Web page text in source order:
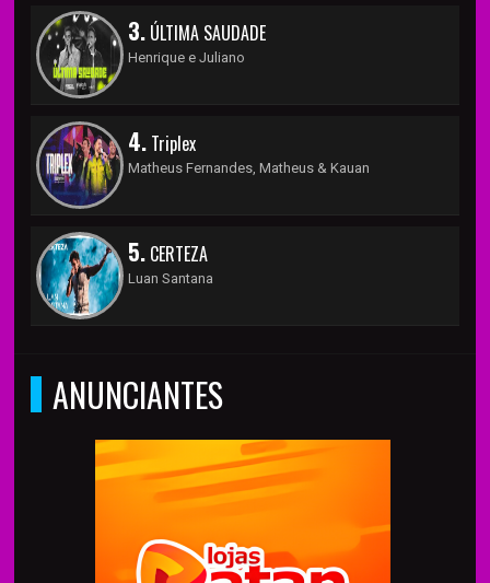
3. ÚLTIMA SAUDADE
Henrique e Juliano
4. Triplex
Matheus Fernandes, Matheus & Kauan
5. CERTEZA
Luan Santana
ANUNCIANTES